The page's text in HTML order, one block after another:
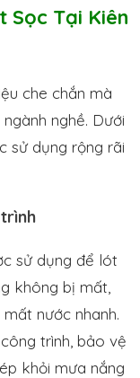
Sọc Tại Kiên
che chắn mà
nghề. Dưới
sử dụng rộng rãi
sử dụng để lót
không bị mất,
nước nhanh.
trình, bảo vệ
khỏi mưa nắng